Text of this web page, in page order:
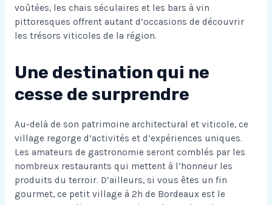
voûtées, les chais séculaires et les bars à vin
pittoresques offrent autant d’occasions de découvrir
les trésors viticoles de la région.
Une destination qui ne
cesse de surprendre
Au-delà de son patrimoine architectural et viticole, ce
village regorge d’activités et d’expériences uniques.
Les amateurs de gastronomie seront comblés par les
nombreux restaurants qui mettent à l’honneur les
produits du terroir. D’ailleurs, si vous êtes un fin
gourmet, ce petit village à 2h de Bordeaux est le